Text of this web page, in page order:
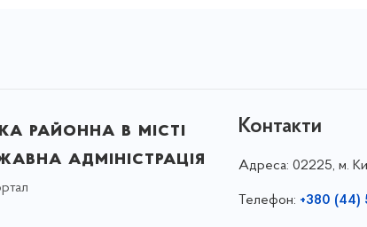
районна в місті
адміністрація
Контакти
Адреса: 02225, м.
Телефон: +380 (44)